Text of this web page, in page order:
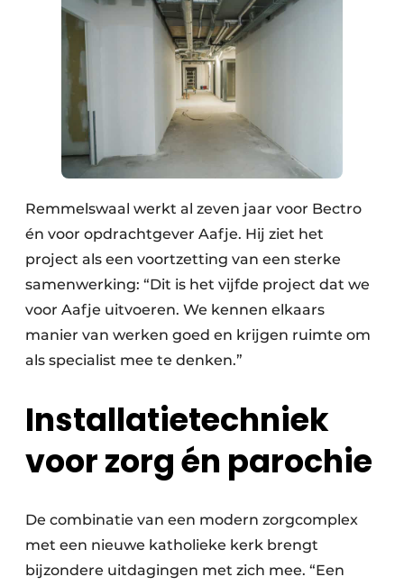
Remmelswaal werkt al zeven jaar voor Bectro
én voor opdrachtgever Aafje. Hij ziet het
project als een voortzetting van een sterke
samenwerking: “Dit is het vijfde project dat we
voor Aafje uitvoeren. We kennen elkaars
manier van werken goed en krijgen ruimte om
als specialist mee te denken.”
Installatietechniek
voor zorg én parochie
De combinatie van een modern zorgcomplex
met een nieuwe katholieke kerk brengt
bijzondere uitdagingen met zich mee. “Een